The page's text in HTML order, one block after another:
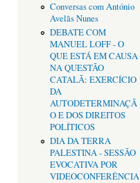
Conversas com António
Avelãs Nunes
DEBATE COM
MANUEL LOFF - O
QUE ESTÁ EM CAUSA
NA QUESTÃO
CATALÃ: EXERCÍCIO
DA
AUTODETERMINAÇÃ
O E DOS DIREITOS
POLÍTICOS
DIA DA TERRA
PALESTINA - SESSÃO
EVOCATIVA POR
VIDEOCONFERÊNCIA